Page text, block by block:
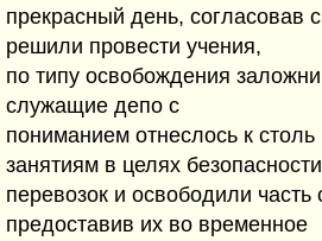
прекрасный день, согласовав
решили провести учения,
по типу освобождения
служащие депо с
пониманием отнеслось к
занятиям в целях безопасности
перевозок и освободили часть
предоставив их во временное